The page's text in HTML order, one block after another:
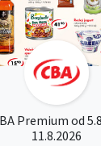
Premium od
11.8.2026